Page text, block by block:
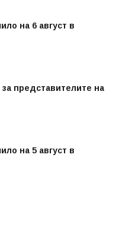
на 6 август в
представителите на
на 5 август в